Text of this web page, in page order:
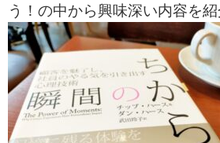
う！の中から興味深い内容を